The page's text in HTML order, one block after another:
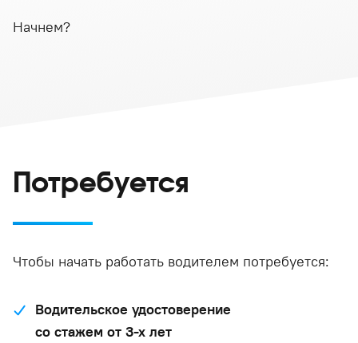
Начнем?
Потребуется
Чтобы начать работать водителем потребуется:
Водительское удостоверение
со стажем от 3-х лет